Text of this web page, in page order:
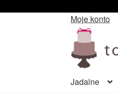
Moje konto
Przejdź
do
nawigacji
Przejdź
do
treści
Jadalne